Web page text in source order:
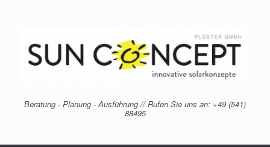
Beratung - Planung - Ausführung // Rufen Sie uns an: +49 (541)
88495